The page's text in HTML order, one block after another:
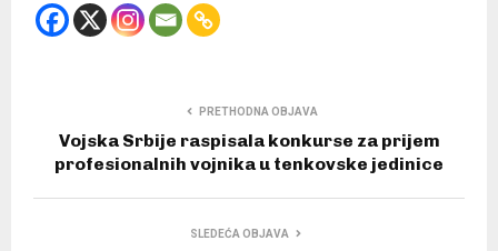
PRETHODNA OBJAVA
Vojska Srbije raspisala konkurse za prijem
profesionalnih vojnika u tenkovske jedinice
SLEDEĆA OBJAVA